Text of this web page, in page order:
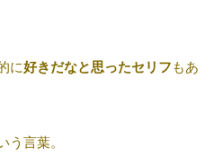
に好きだなと思ったセリフもあ
う言葉。